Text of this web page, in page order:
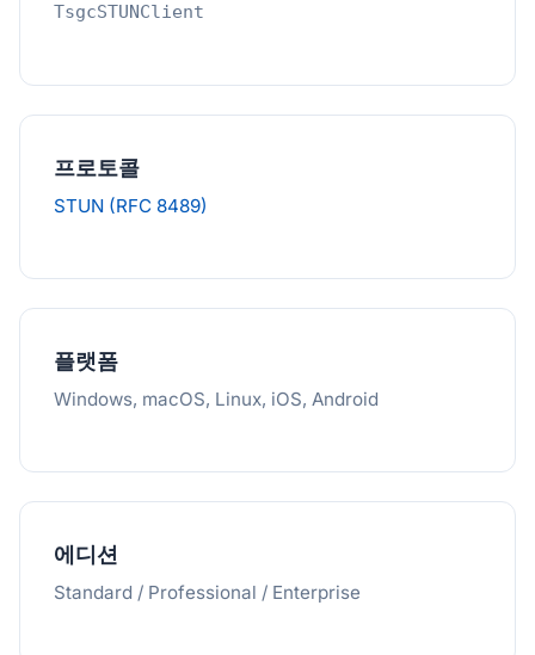
TsgcSTUNClient
프로토콜
STUN (RFC 8489)
플랫폼
Windows, macOS, Linux, iOS, Android
에디션
Standard / Professional / Enterprise